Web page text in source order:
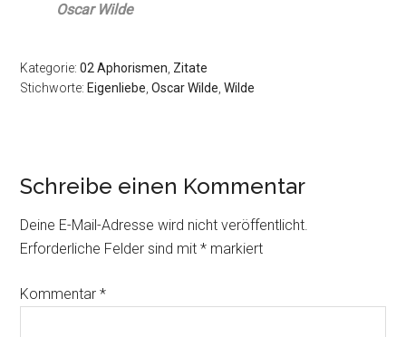
Oscar Wilde
Kategorie:02 Aphorismen Zitate
Stichworte: Eigenliebe ,Oscar Wilde ,Wilde
Schreibe einen Kommentar
Deine E-Mail-Adresse wird nicht veröffentlicht.
Erforderliche Felder sind mit* markiert
Kommentar*